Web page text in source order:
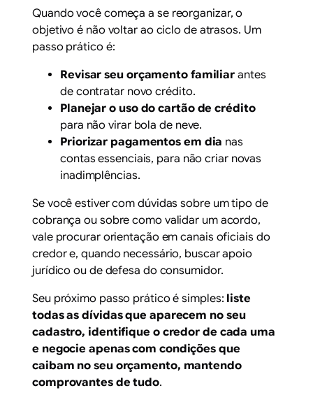
Quando você começa a se reorganizar, o
objetivo é não voltar ao ciclo de atrasos. Um
passo prático é:
Revisar seu orçamento familiar antes
de contratar novo crédito.
Planejar o uso do cartão de crédito
para não virar bola de neve.
Priorizar pagamentos em dia nas
contas essenciais, para não criar novas
inadimplências.
Se você estiver com dúvidas sobre um tipo de
cobrança ou sobre como validar um acordo,
vale procurar orientação em canais oficiais do
credor e, quando necessário, buscar apoio
jurídico ou de defesa do consumidor.
Seu próximo passo prático é simples: liste
todas as dívidas que aparecem no seu
cadastro, identifique o credor de cada uma
e negocie apenas com condições que
caibam no seu orçamento, mantendo
comprovantes de tudo.